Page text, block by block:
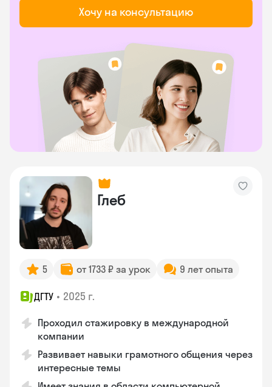
Хочу на консультацию
Глеб
5 от 1733 ₽ за урок 9 лет опыта
ДГТУ • 2025 г.
Проходил стажировку в международной
компании
Развивает навыки грамотного общения через
интересные темы